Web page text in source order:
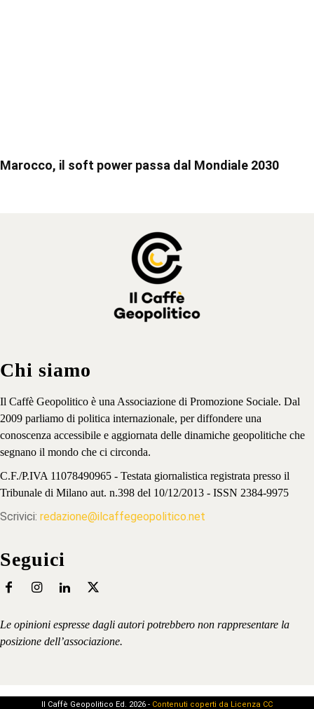
Marocco, il soft power passa dal Mondiale 2030
Chi siamo
Il Caffè Geopolitico è una Associazione di Promozione Sociale. Dal
2009 parliamo di politica internazionale, per diffondere una
conoscenza accessibile e aggiornata delle dinamiche geopolitiche che
segnano il mondo che ci circonda.
C.F./P.IVA 11078490965 - Testata giornalistica registrata presso il
Tribunale di Milano aut. n.398 del 10/12/2013 - ISSN 2384-9975
Scrivici: redazione@ilcaffegeopolitico.net
Seguici
Le opinioni espresse dagli autori potrebbero non rappresentare la
posizione dell’associazione.
Il Caffè Geopolitico Ed. 2026 - Contenuti coperti da Licenza CC